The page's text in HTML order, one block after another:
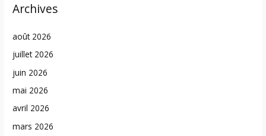
Archives
août 2026
juillet 2026
juin 2026
mai 2026
avril 2026
mars 2026